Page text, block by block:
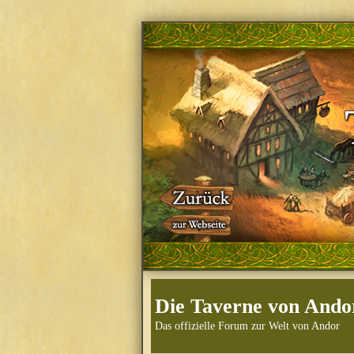
Die Taverne von
Das offizielle Forum zur Welt von Andor